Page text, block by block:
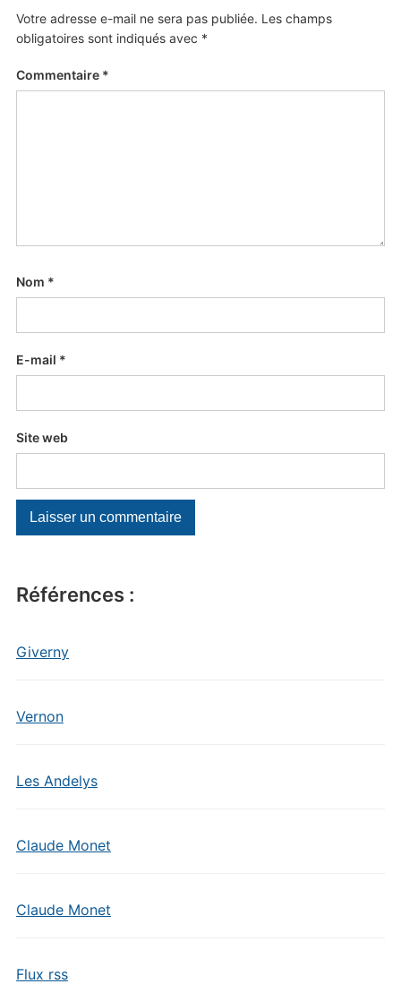
Références :
Giverny
Vernon
Les Andelys
Claude Monet
Claude Monet
Flux rss
Votre adresse e-mail ne sera pas publiée. Les champs
obligatoires sont indiqués avec *
Commentaire *
Nom *
E-mail *
Site web